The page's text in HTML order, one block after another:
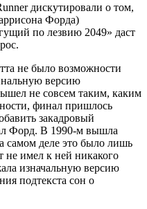
дискутировали о том,
Форда)
по лезвию 2049» даст
не было возможности
версию
не совсем таким, каким
финал пришлось
закадровый
Форд. В 1990-м вышла
самом деле это было лишь
не имел к ней никакого
изначальную версию
подтекста сон о